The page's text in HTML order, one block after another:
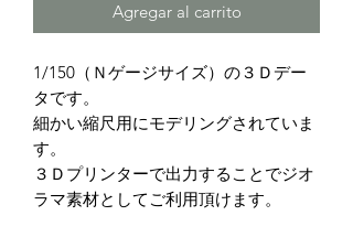
Agregar al carrito
1/150（Ｎゲージサイズ）の３Ｄデー
タです。
細かい縮尺用にモデリングされていま
す。
３Ｄプリンターで出力することでジオ
ラマ素材としてご利用頂けます。